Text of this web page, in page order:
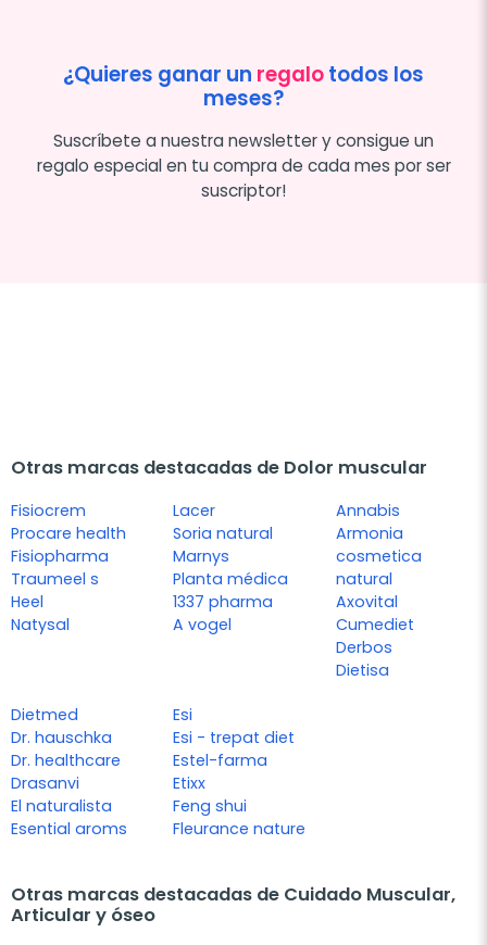
¿Quieres ganar un regalotodos los
meses?
Suscríbete a nuestra newsletter y consigue un
regalo especial en tu compra de cada mes por ser
suscriptor!
Otras marcas destacadas de Dolor muscular
Fisiocrem
Procare health
Fisiopharma
Traumeel s
Heel
Natysal
Lacer
Soria natural
Marnys
Planta médica
1337 pharma
A vogel
Annabis
Armonia
cosmetica
natural
Axovital
Cumediet
Derbos
Dietisa
Dietmed
Dr. hauschka
Dr. healthcare
Drasanvi
El naturalista
Esential aroms
Esi
Esi - trepat diet
Estel-farma
Etixx
Feng shui
Fleurance nature
Otras marcas destacadas de Cuidado Muscular,
Articular y óseo